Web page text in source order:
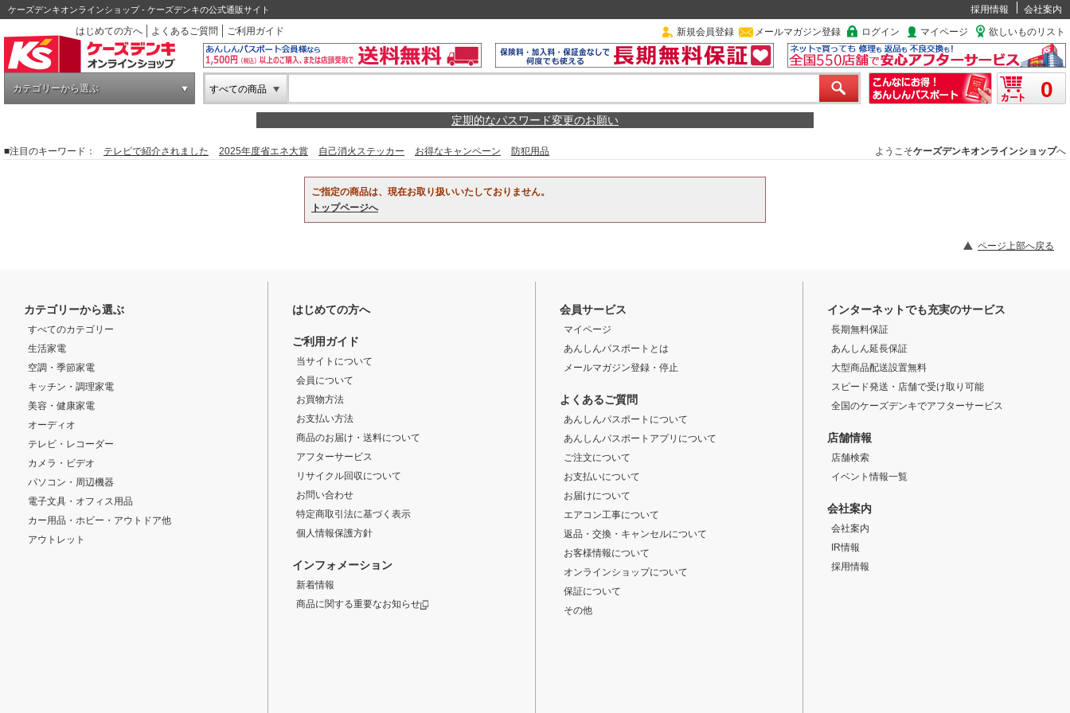
ケーズデンキオンラインショップ - ケーズデンキの公式通販サイト 採用情報
会社案内
はじめての方へ
よくあるご質問 ご利用ガイド 新規会員登録 メールマガジン登録 ログイン マイページ 欲しいものリスト
カテゴリーから選ぶ すべての商品 0
定期的なパスワード変更のお願い
■注目のキーワード： テレビで紹介されました 2025年度省エネ大賞 自己消火ステッカー お得なキャンペーン 防犯用品 ようこそケーズデンキオンラインショップへ
ご指定の商品は、現在お取り扱いいたしておりません。
トップページへ
ページ上部へ戻る
カテゴリーから選ぶ
すべてのカテゴリー
生活家電
空調・季節家電
キッチン・調理家電
美容・健康家電
オーディオ
テレビ・レコーダー
カメラ・ビデオ
パソコン・周辺機器
電子文具・オフィス用品
カー用品・ホビー・アウトドア他
アウトレット
はじめての方へ
ご利用ガイド
当サイトについて
会員について
お買物方法
お支払い方法
商品のお届け・送料について
アフターサービス
リサイクル回収について
お問い合わせ
特定商取引法に基づく表示
個人情報保護方針
インフォメーション
新着情報
商品に関する重要なお知らせ
会員サービス
マイページ
あんしんパスポートとは
メールマガジン登録・停止
よくあるご質問
あんしんパスポートについて
あんしんパスポートアプリについて
ご注文について
お支払いについて
お届けについて
エアコン工事について
返品・交換・キャンセルについて
お客様情報について
オンラインショップについて
保証について
その他
インターネットでも充実のサービス
長期無料保証
あんしん延長保証
大型商品配送設置無料
スピード発送・店舗で受け取り可能
全国のケーズデンキでアフターサービス
店舗情報
店舗検索
イベント情報一覧
会社案内
会社案内
IR情報
採用情報